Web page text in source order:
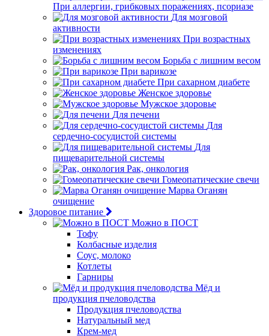
При аллергии, грибковых поражениях, псориазе
Для мозговой
активности
При возрастных
изменениях
Борьба с лишним весом
При варикозе
При сахарном диабете
Женское здоровье
Мужское здоровье
Для печени
Для
сердечно-сосудистой системы
Для
пищеварительной системы
Рак, онкология
Гомеопатические свечи
Марва Оганян
очищение
Здоровое питание
Можно в ПОСТ
Тофу
Колбасные изделия
Соус, молоко
Котлеты
Гарниры
Мёд и
продукция пчеловодства
Продукция пчеловодства
Натуральный мед
Крем-мед